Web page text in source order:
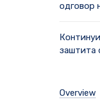
одговор
заштита
Overview